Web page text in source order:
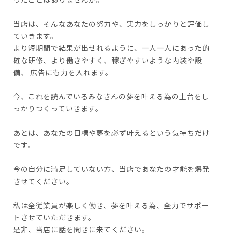
当店は、そんなあなたの努力や、実力をしっかりと評価し
ていきます。
より短期間で結果が出せれるように、一人一人にあった的
確な研修、より働きやすく、稼ぎやすいような内装や設
備、 広告にも力を入れます。
今、これを読んでいるみなさんの夢を叶える為の土台をし
っかりつくっていきます。
あとは、あなたの目標や夢を必ず叶えるという気持ちだけ
です。
今の自分に満足していない方、当店であなたの才能を爆発
させてください。
私は全従業員が楽しく働き、夢を叶える為、全力でサポー
トさせていただきます。
是非、当店に話を聞きに来てください。